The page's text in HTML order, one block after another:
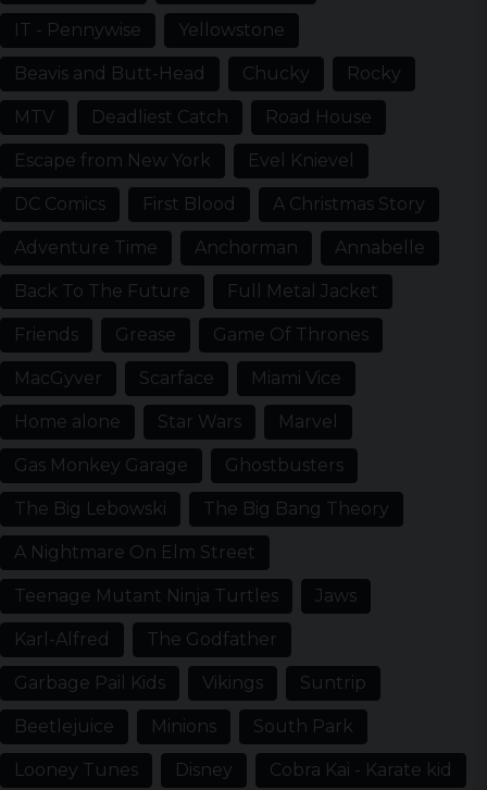
IT - Pennywise Yellowstone
Beavis and Butt-Head Chucky Rocky
MTV Deadliest Catch Road House
Escape from New York Evel Knievel
DC Comics First Blood A Christmas Story
Adventure Time Anchorman Annabelle
Back To The Future Full Metal Jacket
Friends Grease Game Of Thrones
MacGyver Scarface Miami Vice
Home alone Star Wars Marvel
Gas Monkey Garage Ghostbusters
The Big Lebowski The Big Bang Theory
A Nightmare On Elm Street
Teenage Mutant Ninja Turtles Jaws
Karl-Alfred The Godfather
Garbage Pail Kids Vikings Suntrip
Beetlejuice Minions South Park
Looney Tunes Disney Cobra Kai - Karate kid